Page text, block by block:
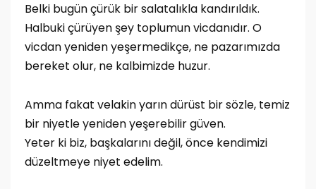
Belki bugün çürük bir salatalıkla kandırıldık.
Halbuki çürüyen şey toplumun vicdanıdır. O
vicdan yeniden yeşermedikçe, ne pazarımızda
bereket olur, ne kalbimizde huzur.
Amma fakat velakin yarın dürüst bir sözle, temiz
bir niyetle yeniden yeşerebilir güven.
Yeter ki biz, başkalarını değil, önce kendimizi
düzeltmeye niyet edelim.